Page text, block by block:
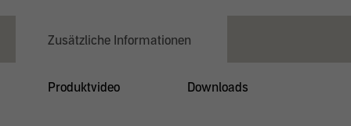
Zusätzliche Informationen
Produktvideo Downloads